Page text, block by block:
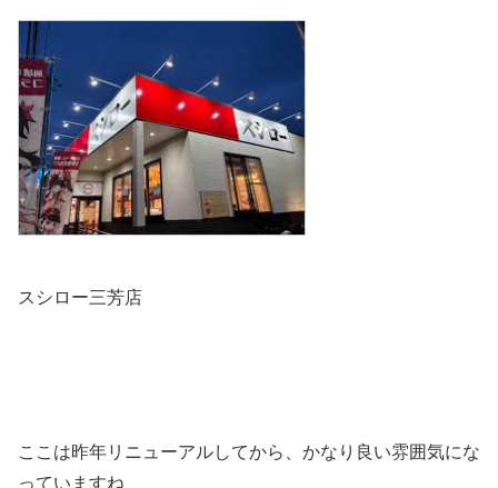
スシロー三芳店
ここは昨年リニューアルしてから、かなり良い雰囲気にな
っていますね